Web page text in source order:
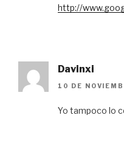
http://
Davinxi
10 DE
Yo tampoco lo